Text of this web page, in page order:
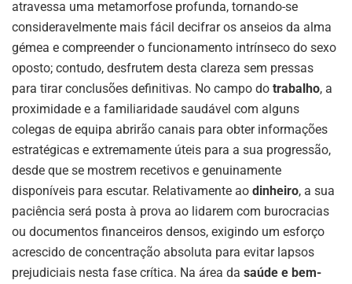
atravessa uma metamorfose profunda, tornando-se
consideravelmente mais fácil decifrar os anseios da alma
gémea e compreender o funcionamento intrínseco do sexo
oposto; contudo, desfrutem desta clareza sem pressas
para tirar conclusões definitivas. No campo do trabalho, a
proximidade e a familiaridade saudável com alguns
colegas de equipa abrirão canais para obter informações
estratégicas e extremamente úteis para a sua progressão,
desde que se mostrem recetivos e genuinamente
disponíveis para escutar. Relativamente ao dinheiro, a sua
paciência será posta à prova ao lidarem com burocracias
ou documentos financeiros densos, exigindo um esforço
acrescido de concentração absoluta para evitar lapsos
prejudiciais nesta fase crítica. Na área da saúde e bem-